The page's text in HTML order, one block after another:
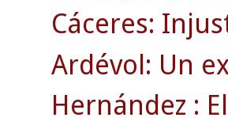
Cáceres:
Ardévol: Un
Hernández :